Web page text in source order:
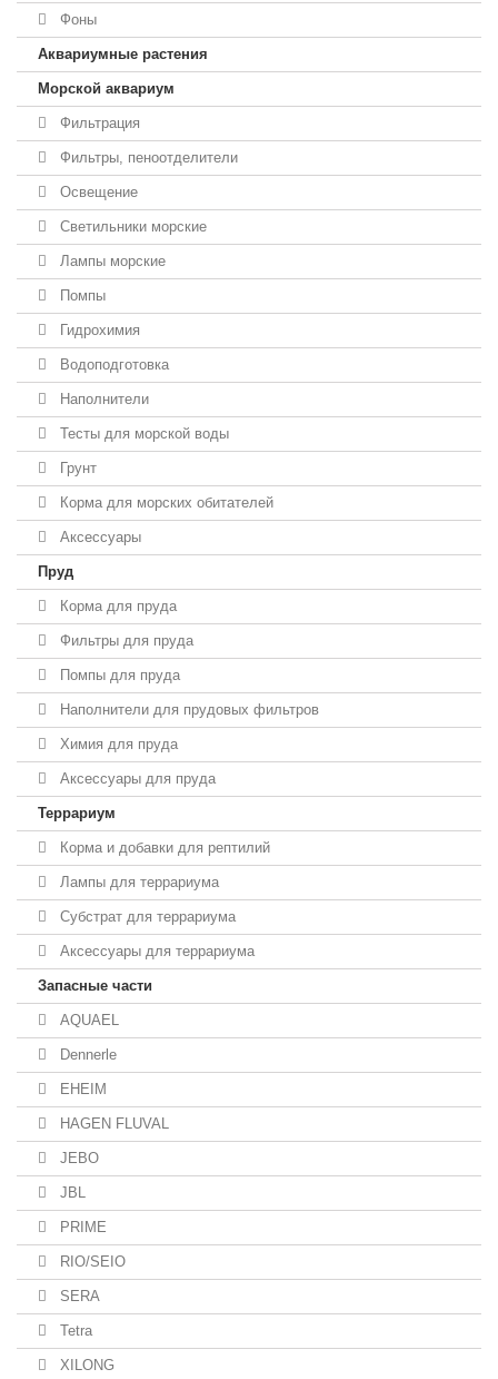
Фоны
Аквариумные растения
Морской аквариум
Фильтрация
Фильтры, пеноотделители
Освещение
Светильники морские
Лампы морские
Помпы
Гидрохимия
Водоподготовка
Наполнители
Тесты для морской воды
Грунт
Корма для морских обитателей
Аксессуары
Пруд
Корма для пруда
Фильтры для пруда
Помпы для пруда
Наполнители для прудовых фильтров
Химия для пруда
Аксессуары для пруда
Террариум
Корма и добавки для рептилий
Лампы для террариума
Субстрат для террариума
Аксессуары для террариума
Запасные части
AQUAEL
Dennerle
EHEIM
HAGEN FLUVAL
JEBO
JBL
PRIME
RIO/SEIO
SERA
Tetra
XILONG